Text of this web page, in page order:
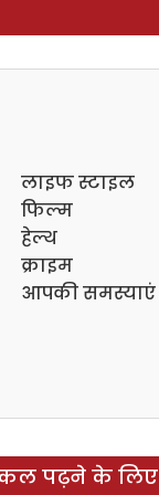
लाइफ स्टाइल
फिल्म
हेल्थ
क्राइम
आपकी समस्याएं
पढ़ने के लिए